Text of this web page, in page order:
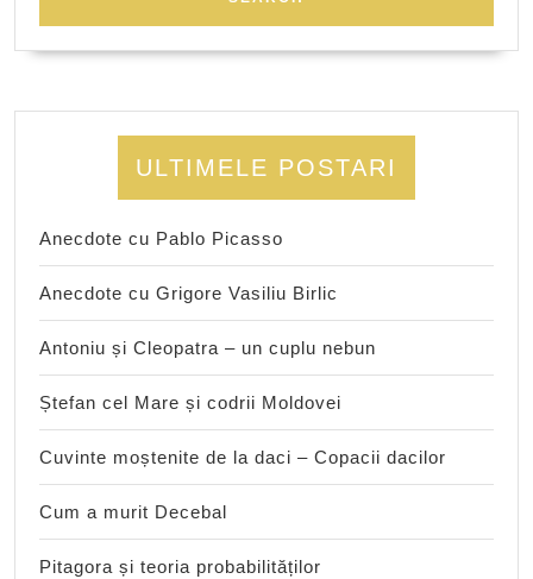
ULTIMELE POSTARI
Anecdote cu Pablo Picasso
Anecdote cu Grigore Vasiliu Birlic
Antoniu și Cleopatra – un cuplu nebun
Ștefan cel Mare și codrii Moldovei
Cuvinte moștenite de la daci – Copacii dacilor
Cum a murit Decebal
Pitagora și teoria probabilităților